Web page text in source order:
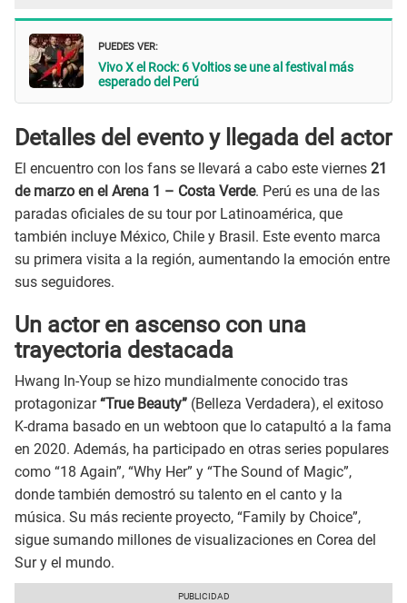
PUEDES VER:
Vivo X el Rock: 6 Voltios se une al festival más
esperado del Perú
Detalles del evento y llegada del actor
El encuentro con los fans se llevará a cabo este viernes 21
de marzo en el Arena 1 – Costa Verde. Perú es una de las
paradas oficiales de su tour por Latinoamérica, que
también incluye México, Chile y Brasil. Este evento marca
su primera visita a la región, aumentando la emoción entre
sus seguidores.
Un actor en ascenso con una
trayectoria destacada
Hwang In-Youp se hizo mundialmente conocido tras
protagonizar“True Beauty” (Belleza Verdadera), el exitoso
K-drama basado en un webtoon que lo catapultó a la fama
en 2020. Además, ha participado en otras series populares
como “18 Again”, “Why Her” y “The Sound of Magic”,
donde también demostró su talento en el canto y la
música. Su más reciente proyecto, “Family by Choice”,
sigue sumando millones de visualizaciones en Corea del
Sur y el mundo.